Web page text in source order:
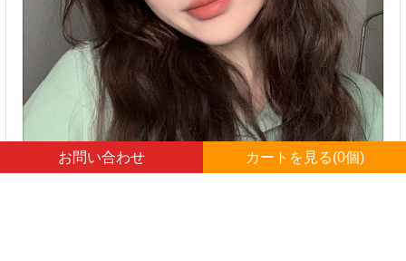
お問い合わせ カートを見る(0個)